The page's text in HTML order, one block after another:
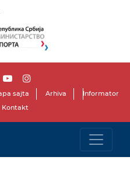
sajta Arhiva
Informator
Kontakt